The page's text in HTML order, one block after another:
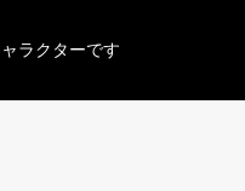
ラクターです